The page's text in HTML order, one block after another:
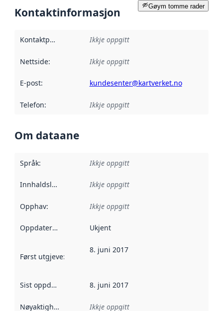
Gøym tomme rader
Kontaktinformasjon
Kontaktpunkt Ikkje oppgitt
Nettside: Ikkje oppgitt
E-post: kundesenter@kartverket.no
Telefon: Ikkje oppgitt
Om dataane
Språk: Ikkje oppgitt
Innhaldsleverandørar :
Ikkje oppgitt
Opphav: Ikkje oppgitt
Oppdateringsfrekvens :
Ukjent
Først utgjeve: Denne datoen seier når dataa i dette
8. juni 2017
Sist oppdatert 8. juni 2017
Nøyaktigheit Ikkje oppgitt